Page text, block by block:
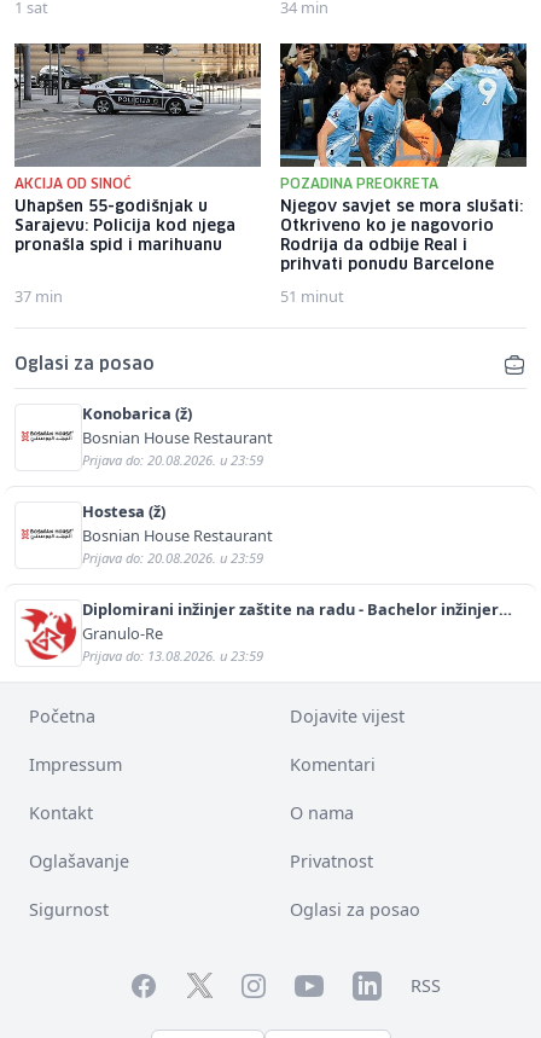
1 sat 34 min
AKCIJA OD SINOĆ
Uhapšen 55-godišnjak u
Sarajevu: Policija kod njega
pronašla spid i marihuanu
37 min
POZADINA PREOKRETA
Njegov savjet se mora slušati:
Otkriveno ko je nagovorio
Rodrija da odbije Real i
prihvati ponudu Barcelone
51 minut
Oglasi za posao
Konobarica (ž)
Bosnian House Restaurant
Prijava do: 20.08.2026. u 23:59
Hostesa (ž)
Bosnian House Restaurant
Prijava do: 20.08.2026. u 23:59
Diplomirani inžinjer zaštite na radu - Bachelor inžinjer
sigurnosti i pomoći (m/ž)
Granulo-Re
Prijava do: 13.08.2026. u 23:59
Početna Dojavite vijest
Impressum Komentari
Kontakt O nama
Oglašavanje Privatnost
Sigurnost Oglasi za posao
FacebookTwitterInstagramYouTubeLinkedInRSS